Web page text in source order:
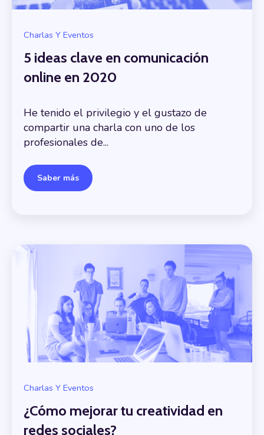
Charlas Y Eventos
5 ideas clave en comunicación
online en 2020
He tenido el privilegio y el gustazo de
compartir una charla con uno de los
profesionales de...
Saber más
Charlas Y Eventos
¿Cómo mejorar tu creatividad en
redes sociales?